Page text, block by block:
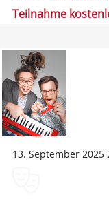
Teilnahme
13. September 2025